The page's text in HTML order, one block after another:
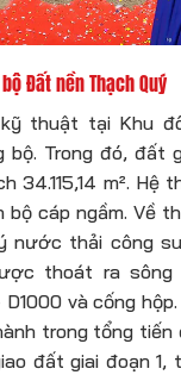
Đất nền Thạch Quý
thuật tại Khu
Trong đó, đất
34.115,14 m². Hệ
bộ cáp ngầm. Về
nước thải công
thoát ra sông
và cống
trong tổng tiến
đất giai đoạn 1,